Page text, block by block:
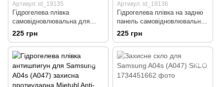
Артикул: id_19135
Гідрогелева плівка
самовідновлювальна для
Samsung A04s (A047) Mietubl
Auto-Repair
225 грн
Артикул: id_19136
Гідрогелева плівка на задню
панель самовідновлювальна
для Samsung A04s (A047)
Mietubl Auto-Repair
225 грн